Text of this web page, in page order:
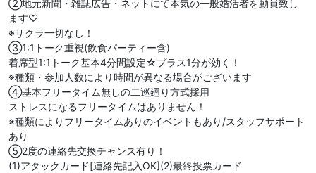
②地元新聞・雑誌広告・ネットにて本気の一般婚活者を動員致し
ます♡
※サクラ一切なし！
③1:1トーク重視(飲食パーティー含)
着席型1:1トーク基本4分間設定☆プラス1分が効く！
※種類・参加人数により時間が異なる場合がございます
④基本フリータイム無しの二巡廻り方式採用
ストレスになるフリータイムはありません！
※種類によりフリータイムありのイベントもあり/スタッフサポート
あり
⑤2度の連絡先交換チャンス有り！
(1)アタックカード[連絡先記入OK](2)最終投票カード